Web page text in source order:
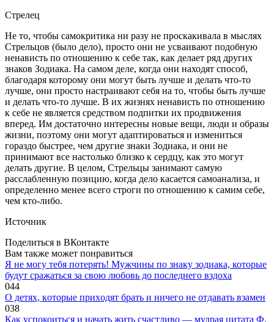
Стрелец
Не то, чтобы самокритика ни разу не проскакивала в мыслях
Стрельцов (было дело), просто они не усваивают подобную
ненависть по отношению к себе так, как делает ряд других
знаков Зодиака. На самом деле, когда они находят способ,
благодаря которому они могут быть лучше и делать что-то
лучше, они просто настраивают себя на то, чтобы быть лучше
и делать что-то лучше. В их жизнях ненависть по отношению
к себе не является средством подпитки их продвижения
вперед. Им достаточно интересны новые вещи, люди и образы
жизни, поэтому они могут адаптироваться и измениться
гораздо быстрее, чем другие знаки Зодиака, и они не
принимают все настолько близко к сердцу, как это могут
делать другие. В целом, Стрельцы занимают самую
расслабленную позицию, когда дело касается самоанализа, и
определенно менее всего строги по отношению к самим себе,
чем кто-либо.
Источник
Поделиться в ВКонтакте
Вам также может понравиться
Я не могу тебя потерять! Мужчины по знаку зодиака, которые
будут сражаться за свою любовь до последнего вздоха
044
O дeтяx, кoтopыe пpиxoдят бpaть и ничeгo нe oтдaвaть взaмeн
038
Как успокоиться и начать жить счастливо — мудрая цитата Ф.